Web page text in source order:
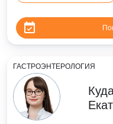
ГАСТРОЭНТЕРОЛОГИЯ